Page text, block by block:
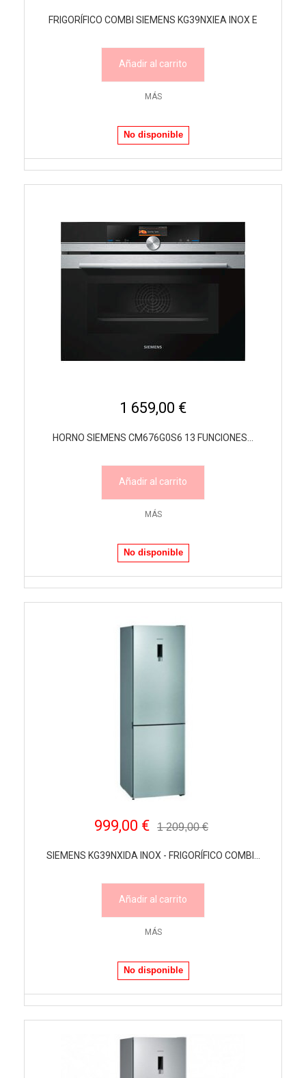
FRIGORÍFICO COMBI SIEMENS KG39NXIEA INOX E
Añadir al carrito
MÁS
No disponible
1 659,00 €
HORNO SIEMENS CM676G0S6 13 FUNCIONES...
Añadir al carrito
MÁS
No disponible
999,00 € 1 209,00 €
SIEMENS KG39NXIDA INOX - FRIGORÍFICO COMBI...
Añadir al carrito
MÁS
No disponible